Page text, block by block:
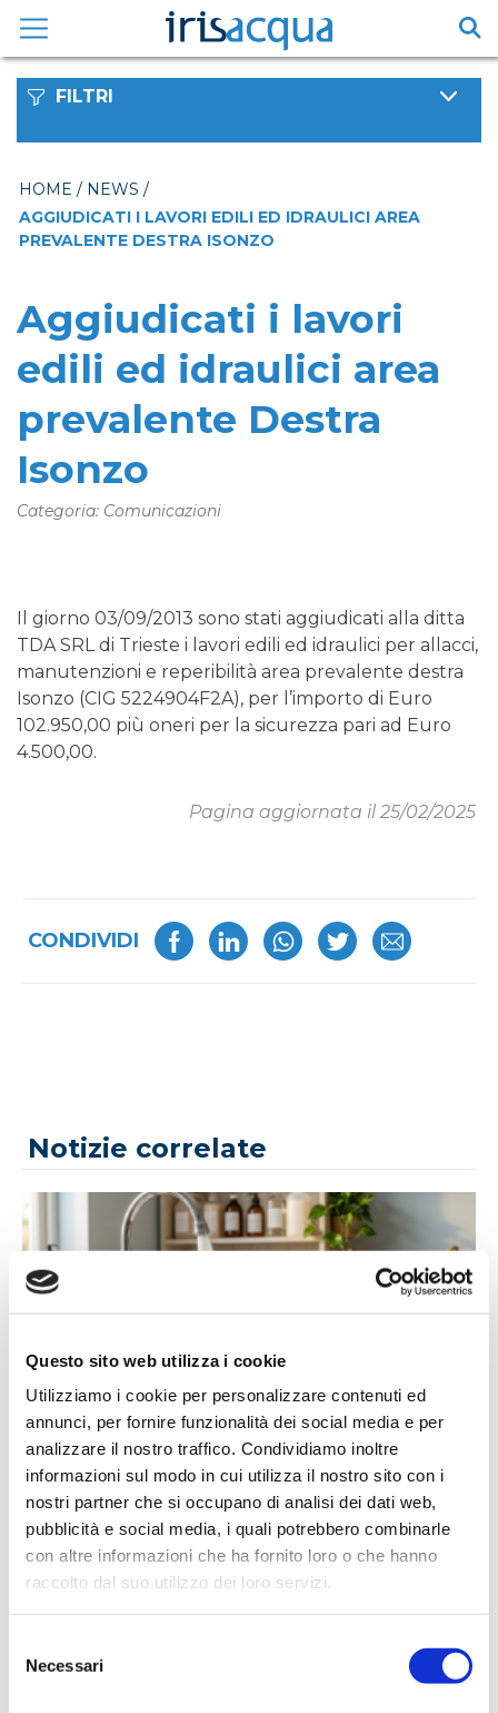
Questo sito web utilizza i cookie
Utilizziamo i cookie per personalizzare contenuti ed
annunci, per fornire funzionalità dei social media e per
analizzare il nostro traffico. Condividiamo inoltre
informazioni sul modo in cui utilizza il nostro sito con i
nostri partner che si occupano di analisi dei dati web,
pubblicità e social media, i quali potrebbero combinarle
con altre informazioni che ha fornito loro o che hanno
raccolto dal suo utilizzo dei loro servizi.
delNecessari
contenuto
FILTRI
HOME / NEWS /
AGGIUDICATI I LAVORI EDILI ED IDRAULICI AREA
PREVALENTE DESTRA ISONZO
Aggiudicati i lavori
edili ed idraulici area
prevalente Destra
Isonzo
Categoria: Comunicazioni
Il giorno 03/09/2013 sono stati aggiudicati alla ditta
TDA SRL di Trieste i lavori edili ed idraulici per allacci,
manutenzioni e reperibilità area prevalente destra
Isonzo (CIG 5224904F2A), per l’importo di Euro
102.950,00 più oneri per la sicurezza pari ad Euro
4.500,00.
Pagina aggiornata il 25/02/2025
CONDIVIDI
Notizie correlate
14/07/2026
Acqua bene prezioso: un appello alla
responsabilità di tutti
L'estate porta con sé giornate più calde, campagne più
assetate...
Leggi tutto »